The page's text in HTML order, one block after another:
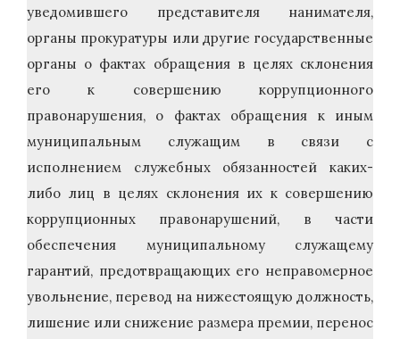
уведомившего представителя нанимателя,
органы прокуратуры или другие государственные
органы о фактах обращения в целях склонения
его к совершению коррупционного
правонарушения, о фактах обращения к иным
муниципальным служащим в связи с
исполнением служебных обязанностей каких-
либо лиц в целях склонения их к совершению
коррупционных правонарушений, в части
обеспечения муниципальному служащему
гарантий, предотвращающих его неправомерное
увольнение, перевод на нижестоящую должность,
лишение или снижение размера премии, перенос